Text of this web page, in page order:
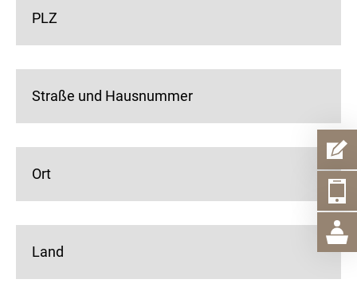
PLZ
Straße und Hausnummer
Ort
Land